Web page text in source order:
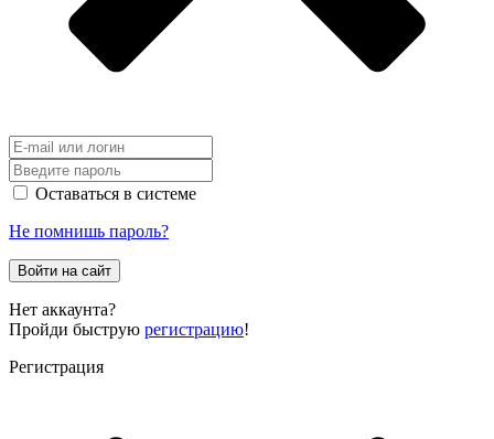
Оставаться в системе
Не помнишь пароль?
Войти на сайт
Нет аккаунта?
Пройди быструю регистрацию!
Регистрация